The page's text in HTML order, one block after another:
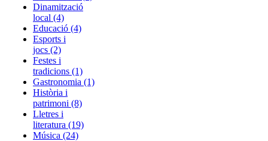
Dinamització
local (4)
Educació (4)
Esports i
jocs (2)
Festes i
tradicions (1)
Gastronomia (1)
Història i
patrimoni (8)
Lletres i
literatura (19)
Música (24)